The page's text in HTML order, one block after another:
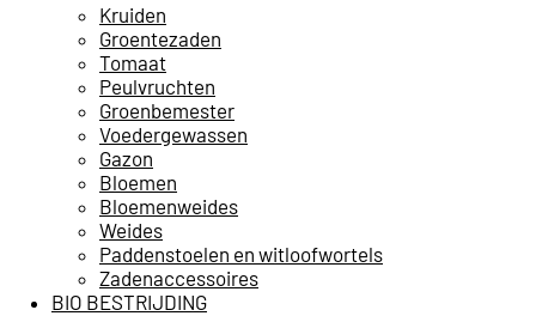
Kruiden
Groentezaden
Tomaat
Peulvruchten
Groenbemester
Voedergewassen
Gazon
Bloemen
Bloemenweides
Weides
Paddenstoelen en witloofwortels
Zadenaccessoires
BIO BESTRIJDING